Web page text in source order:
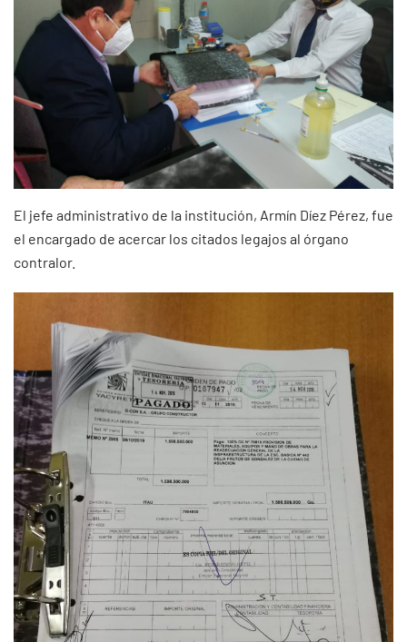
El jefe administrativo de la institución, Armín Díez Pérez, fue
el encargado de acercar los citados legajos al órgano
contralor.